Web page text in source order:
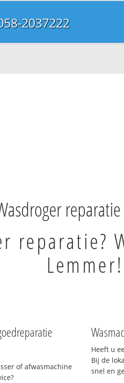
2037222
reparatie?
Lemmer!
of afwasmachine
Heeft u
Bij de
snel en